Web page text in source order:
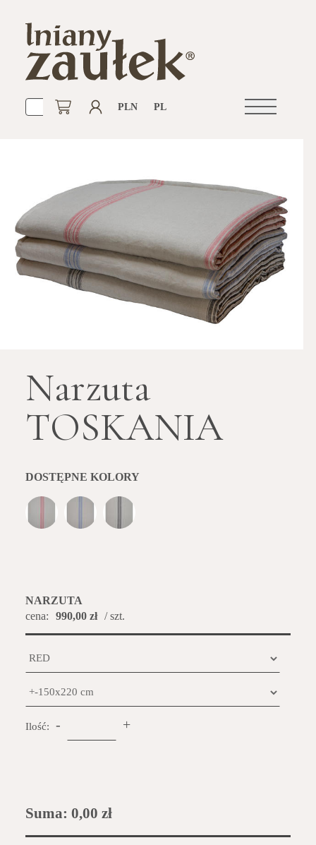
Otwórz
PLN PL
Narzuta
TOSKANIA
DOSTĘPNE KOLORY
NARZUTA
cena:
990,00 zł / szt.
Ilość: - +
Suma: 0,00 zł